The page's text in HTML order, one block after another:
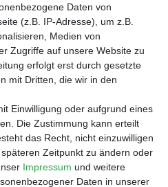
Daten von
(z.B. IP-Adresse), um z.B.
Medien von
Zugriffe auf unsere Website zu
erfolgt erst durch gesetzte
mit Dritten, die wir in den
Einwilligung oder aufgrund eines
Die Zustimmung kann erteilt
das Recht, nicht einzuwilligen
Zeitpunkt zu ändern oder
Impressum und weitere
Daten in unserer